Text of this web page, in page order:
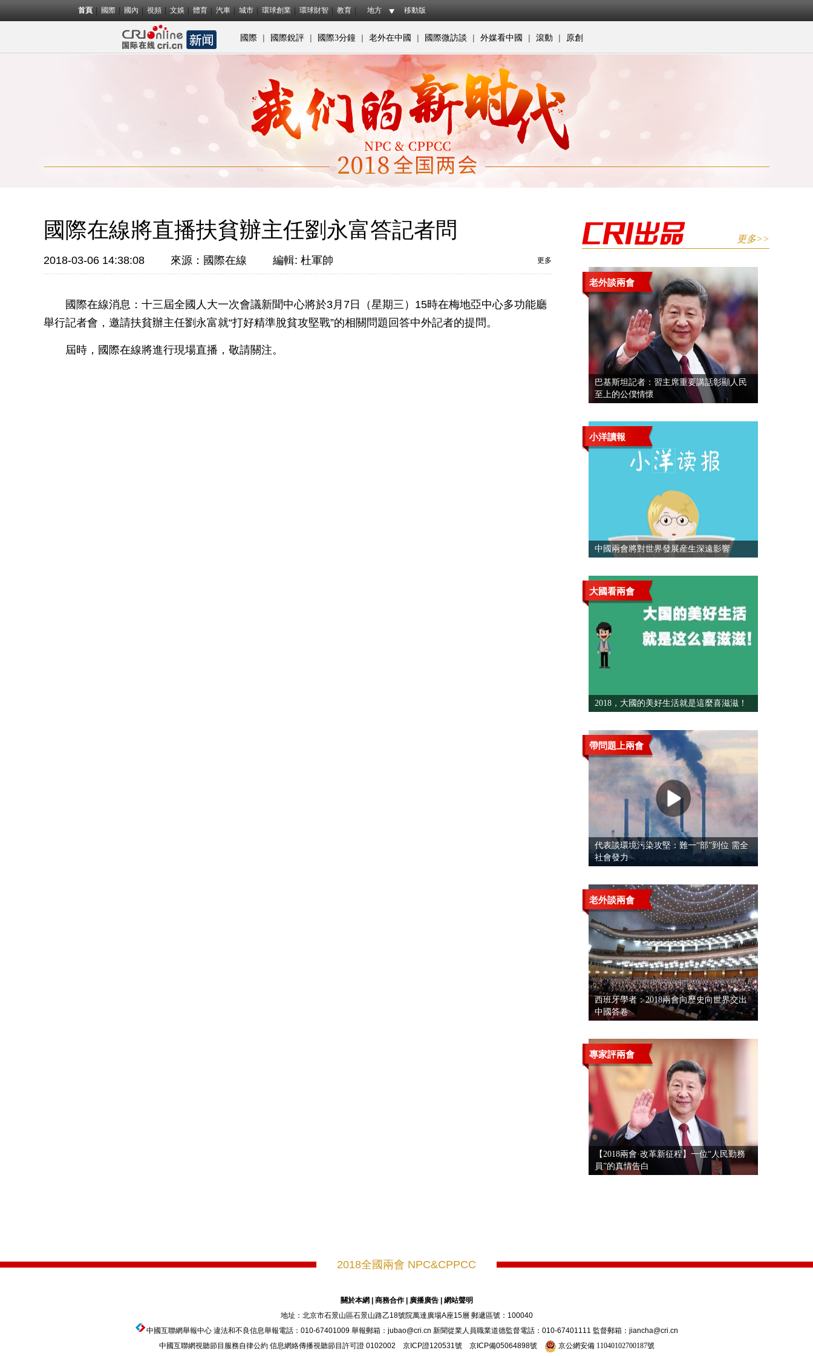
首頁 國際 國內 視頻 文娛 體育 汽車 城市 環球創業 環球財智 教育 地方 移動版
國際 | 國際銳評 | 國際3分鐘 | 老外在中國 | 國際微訪談 | 外媒看中國 | 滾動 | 原創
國際在線將直播扶貧辦主任劉永富答記者問
2018-03-06 14:38:08 來源： 國際在線 編輯: 杜軍帥 更多
國際在線消息：十三屆全國人大一次會議新聞中心將於3月7日（星期三）15時在梅地亞中心多功能廳
舉行記者會，邀請扶貧辦主任劉永富就“打好精準脫貧攻堅戰”的相關問題回答中外記者的提問。
屆時，國際在線將進行現場直播，敬請關注。
更多>>
老外談兩會
巴基斯坦記者：習主席重要講話彰顯人民
至上的公僕情懷
小洋讀報
中國兩會將對世界發展産生深遠影響
大國看兩會
2018，大國的美好生活就是這麼喜滋滋！
帶問題上兩會
代表談環境污染攻堅：難一“部”到位 需全
社會發力
老外談兩會
西班牙學者：2018兩會向歷史向世界交出
中國答卷
專家評兩會
【2018兩會·改革新征程】一位“人民勤務
員”的真情告白
2018全國兩會 NPC&CPPCC
關於本網 商務合作| 廣播廣告| 網站聲明
地址：北京市石景山區石景山路乙18號院萬達廣場A座15層 郵遞區號：100040
中國互聯網舉報中心違法和不良信息舉報電話：010-67401009 舉報郵箱：jubao@cri.cn 新聞從業人員職業道德監督電話：010-67401111 監督郵箱：jiancha@cri.cn
中國互聯網視聽節目服務自律公約信息網絡傳播視聽節目許可證 0102002 京ICP證120531號 京ICP備05064898號 京公網安備 11040102700187號